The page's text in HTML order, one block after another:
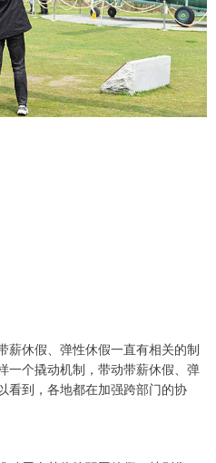
薪休假、弹性休假一直有相关的制
一个撬动机制，带动带薪休假、弹
看到，各地都在加强跨部门的协